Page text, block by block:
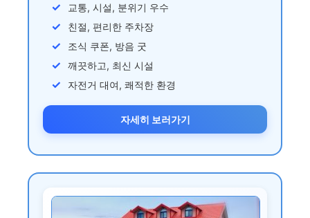
교통, 시설, 분위기 우수
친절, 편리한 주차장
조식 쿠폰, 방음 굿
깨끗하고, 최신 시설
자전거 대여, 쾌적한 환경
자세히 보러가기